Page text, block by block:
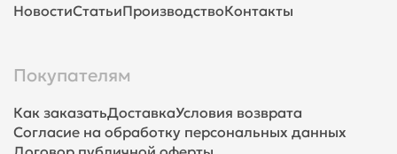
НовостиСтатьиПроизводствоКонтакты
Покупателям
Как заказатьДоставкаУсловия возврата
Согласие на обработку персональных данных